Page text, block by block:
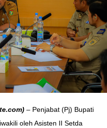
– Penjabat (Pj) Bupati
oleh Asisten II Setda